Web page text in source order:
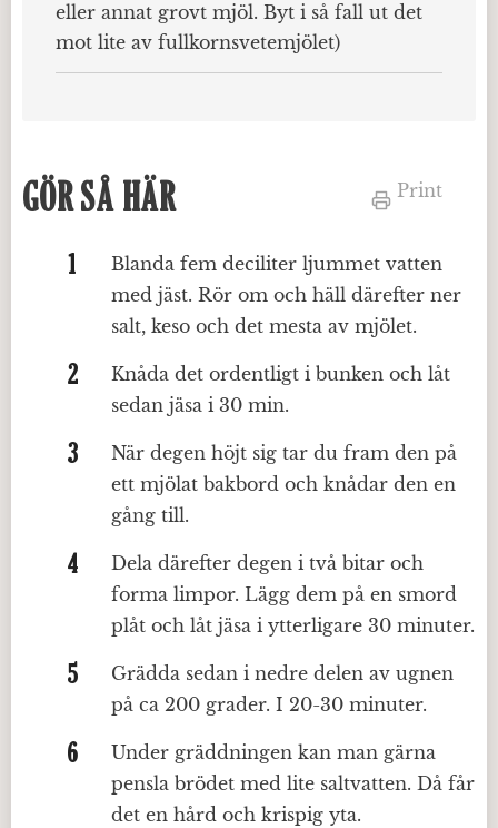
eller annat grovt mjöl. Byt i så fall ut det
mot lite av fullkornsvetemjölet)
Print
GÖR SÅ HÄR
Blanda fem deciliter ljummet vatten
med jäst. Rör om och häll därefter ner
salt, keso och det mesta av mjölet.
Knåda det ordentligt i bunken och låt
sedan jäsa i 30 min.
När degen höjt sig tar du fram den på
ett mjölat bakbord och knådar den en
gång till.
Dela därefter degen i två bitar och
forma limpor. Lägg dem på en smord
plåt och låt jäsa i ytterligare 30 minuter.
Grädda sedan i nedre delen av ugnen
på ca 200 grader. I 20-30 minuter.
Under gräddningen kan man gärna
pensla brödet med lite saltvatten. Då får
det en hård och krispig yta.